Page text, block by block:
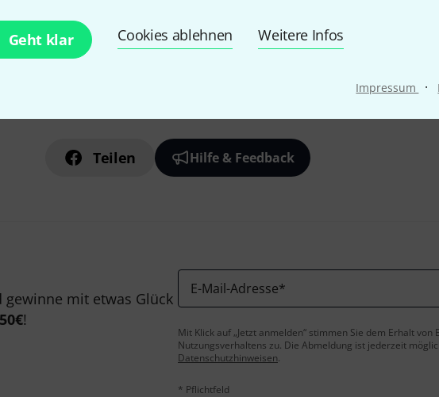
Geht klar Cookies ablehnen Weitere Infos
Impressum ·
Teilen Hilfe & Feedback
mit etwas Glück
50€!
E-Mail-Adresse*
Mit Klick auf „Jetzt anmelden“ stimmen Sie dem Erhalt
Nutzungsverhaltens zu. Die Abmeldung ist jederzeit
Datenschutzhinweisen.
* Pflichtfeld